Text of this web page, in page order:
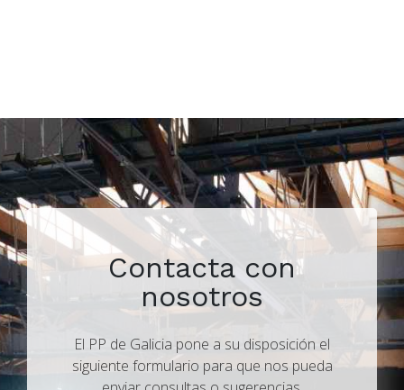
Contacta con
nosotros
El PP de Galicia pone a su disposición el
siguiente formulario para que nos pueda